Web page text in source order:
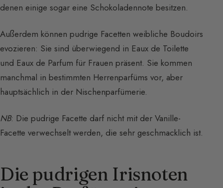
denen einige sogar eine Schokoladennote besitzen.
Außerdem können pudrige Facetten weibliche Boudoirs
evozieren: Sie sind überwiegend in Eaux de Toilette
und Eaux de Parfum für Frauen präsent. Sie kommen
manchmal in bestimmten Herrenparfüms vor, aber
hauptsächlich in der Nischenparfümerie.
NB: Die pudrige Facette darf nicht mit der Vanille-
Facette verwechselt werden, die sehr geschmacklich ist.
Die pudrigen Irisnoten